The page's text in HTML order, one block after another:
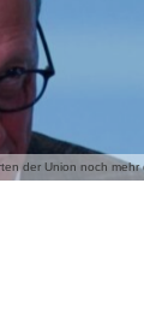
der Union noch